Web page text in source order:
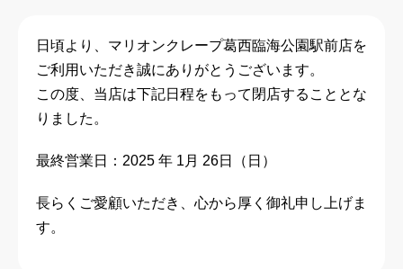
日頃より、マリオンクレープ葛西臨海公園駅前店を
ご利用いただき誠にありがとうございます。
この度、当店は下記日程をもって閉店することとな
りました。
最終営業日：2025 年 1月 26日（日）
長らくご愛顧いただき、心から厚く御礼申し上げま
す。